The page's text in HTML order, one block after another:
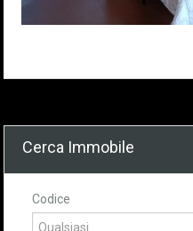
Cerca Immobile
Codice